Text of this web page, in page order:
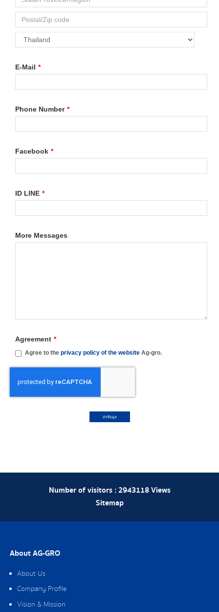
E-Mail *
Phone Number *
Facebook *
ID LINE *
More Messages
Agreement *
Agree to the privacy policy of the website Ag-gro.
ส่งข้อมูล
Number of visitors :2943118Views
Sitemap
About AG-GRO
About Us
Company Profile
Vision & Mission